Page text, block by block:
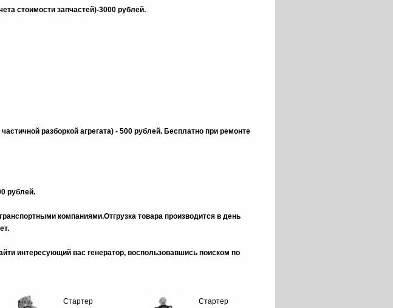
стоимости запчастей)-3000 рублей.
разборкой агрегата) - 500 рублей. Бесплатно при ремонте
рублей.
компаниями.Отгрузка товара производится в день
интересующий вас генератор, воспользовавшись поиском по
Стартер Стартер